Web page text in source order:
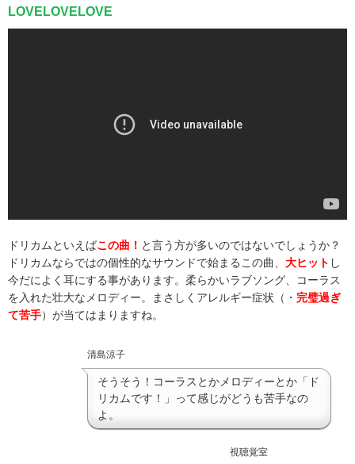
LOVELOVELOVE
ドリカムといえばこの曲！ と言う方が多いのではないでしょうか？
ドリカムならではの個性的なサウンドで始まるこの曲、 大ヒット し
今だによく耳にする事があります。柔らかいラブソング、コーラス
を入れた壮大なメロディー。まさしくアレルギー症状（・ 完璧過ぎ
て苦手）が当てはまりますね。
清島涼子
そうそう！コーラスとかメロディーとか「ド
リカムです！」って感じがどうも苦手なの
よ。
視聴覚室